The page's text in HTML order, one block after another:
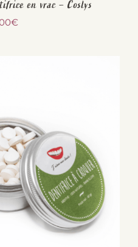
en vrac – Coslys
€